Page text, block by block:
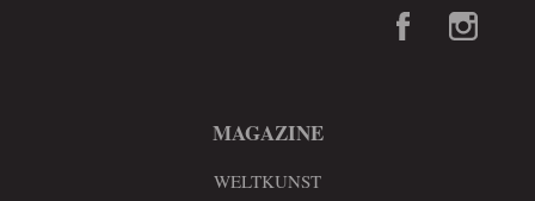
MAGAZINE
WELTKUNST